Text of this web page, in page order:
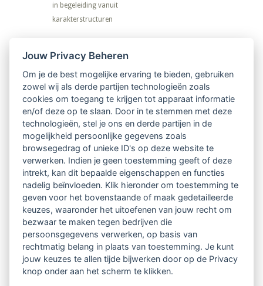
in begeleiding vanuit
karakterstructuren
Nieuwsbrief
Ontvang 10 x per jaar de LVSC-
relatienieuwsbrief met o.a.:
vrij toegankelijke TsvB-artikelen
nieuws op het vlak van professioneel
begeleiden
informatie over LVSC-activiteiten
Aanmelden nieuwsbrief
Jouw Privacy Beheren
Om je de best mogelijke ervaring te bieden, gebruiken
zowel wij als derde partijen technologieën zoals
cookies om toegang te krijgen tot apparaat informatie
en/of deze op te slaan. Door in te stemmen met deze
technologieën, stel je ons en derde partijen in de
mogelijkheid persoonlijke gegevens zoals
browsegedrag of unieke ID's op deze website te
verwerken. Indien je geen toestemming geeft of deze
intrekt, kan dit bepaalde eigenschappen en functies
nadelig beïnvloeden. Klik hieronder om toestemming te
geven voor het bovenstaande of maak gedetailleerde
keuzes, waaronder het uitoefenen van jouw recht om
bezwaar te maken tegen bedrijven die
persoonsgegevens verwerken, op basis van
rechtmatig belang in plaats van toestemming. Je kunt
jouw keuzes te allen tijde bijwerken door op de Privacy
knop onder aan het scherm te klikken.